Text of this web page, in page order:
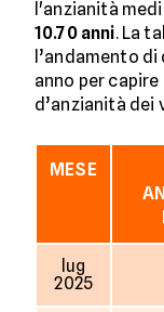
l'anzianità
10.70 anni. La
l’andamento
anno per
d’anzianità dei
MESE
lug
2025